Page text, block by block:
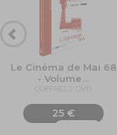
Le Cinéma de Mai 68
- Volume…
COFFRET 2 DVD
25 €
Ajouter